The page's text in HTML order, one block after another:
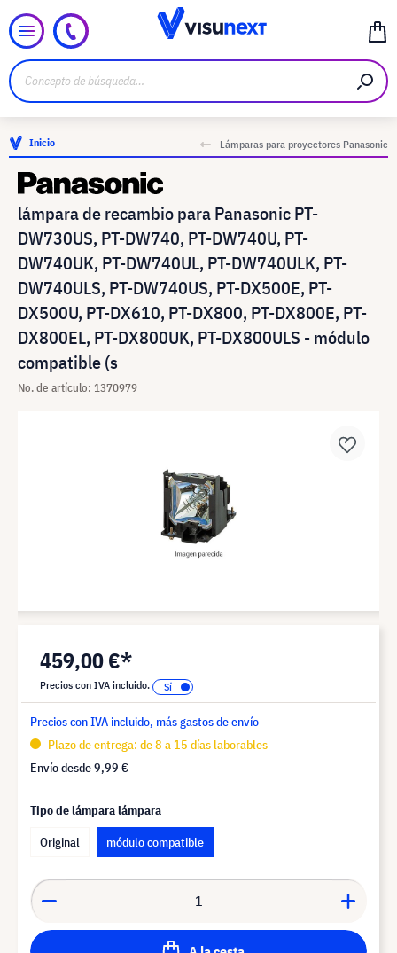
Inicio Lámparas para proyectores Panasonic
lámpara de recambio para Panasonic PT-
DW730US, PT-DW740, PT-DW740U, PT-
DW740UK, PT-DW740UL, PT-DW740ULK, PT-
DW740ULS, PT-DW740US, PT-DX500E, PT-
DX500U, PT-DX610, PT-DX800, PT-DX800E, PT-
DX800EL, PT-DX800UK, PT-DX800ULS - módulo
compatible (s
No. de artículo: 1370979
459,00 €*
Precios con IVA incluido.
Precios con IVA incluido, más gastos de envío
Plazo de entrega: de 8 a 15 días laborables
Envío desde9,99 €
Tipo de lámpara lámpara
Original
módulo compatible